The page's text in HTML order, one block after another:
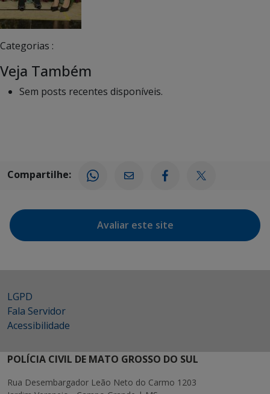
Categorias :
Veja Também
Sem posts recentes disponíveis.
Compartilhe:
Avaliar este site
LGPD
Fala Servidor
Acessibilidade
POLÍCIA CIVIL DE MATO GROSSO DO SUL
Rua Desembargador Leão Neto do Carmo 1203